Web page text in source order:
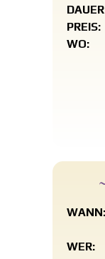
PREIS:
WO:
WANN:
WER: